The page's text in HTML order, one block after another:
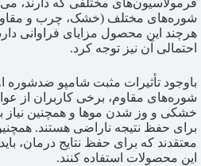
فرمولاسیون‌های مختلفی که دارند،
شوره‌های مختلف (خشک، چرب و
هرچند این محصول مزایای فراوانی
احتمالی آن نیز توجه کرد.
باوجود تأثیرات مثبت شامپو ضدشوره
شوره‌های مقاوم، برخی کاربران از
خشکی و وز شدن موها و همچنین نیاز
برای حفظ نتیجه ناراضی هستند.
معتقدند که برای حفظ نتایج درمان،
این محصولات استفاده کنند.